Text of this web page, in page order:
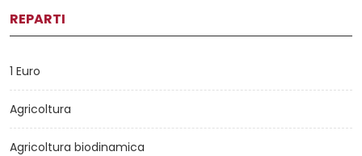
REPARTI
1 Euro
Agricoltura
Agricoltura biodinamica